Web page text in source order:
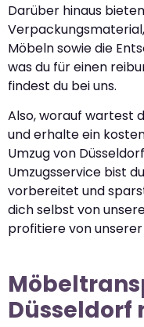
Darüber hinaus
Möbeln sowie die
was du für einen
findest du bei uns.
Also, worauf wartest
und erhalte ein
Umzug von
Umzugsservice bist
vorbereitet und
dich selbst von
profitiere von
Düsseldorf